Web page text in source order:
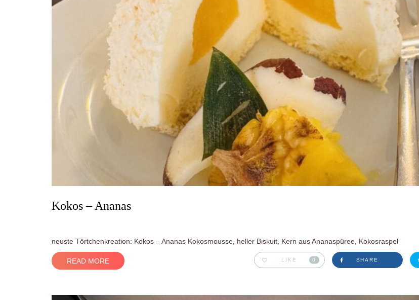
Kokos – Ananas
neuste Törtchenkreation: Kokos – Ananas Kokosmousse, heller Biskuit, Kern aus Ananaspüree, Kokosraspel
READ MORE LIKE 0 SHARE